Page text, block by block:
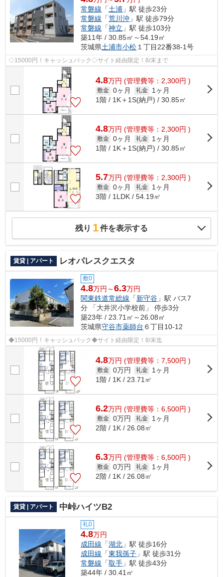
常磐線 「土浦 」駅 徒歩23分
常磐線 「荒川沖 」駅 徒歩79分
常磐線 「神立 」駅 徒歩103分
築11年 / 30.85㎡～54.19㎡
茨城県土浦市小松 １丁目22番38-1号
◇15000円！キャッシュバック◇サイト経由限定！8/末まで
4.8万円 (管理費等：2,300円 )
敷金 0ヶ月 礼金
1ヶ月
1階 / 1K＋1S(納戸) / 30.85㎡
4.8万円 (管理費等：2,300円 )
敷金 0ヶ月 礼金
1ヶ月
1階 / 1K＋1S(納戸) / 30.85㎡
5.7万円 (管理費等：2,300円 )
敷金 0ヶ月 礼金
1ヶ月
3階 / 1LDK / 54.19㎡
残り 1件を表示する
賃貸 | アパート レオパレスクエスタ
敷0
4.8万円～6.3万円
関東鉄道常総線 「新守谷 」駅 バス7
分 「大井沢小学校前」 停歩3分
築23年 / 23.71㎡～26.08㎡
茨城県守谷市薬師台 ６丁目10-12
◆15000円！キャッシュバック◆サイト経由限定！8/末迄
4.8万円 (管理費等：7,500円 )
敷金 0万円 礼金
1ヶ月
1階 / 1K / 23.71㎡
6.2万円 (管理費等：6,500円 )
敷金 0万円 礼金
1ヶ月
2階 / 1K / 26.08㎡
6.3万円 (管理費等：6,500円 )
敷金 0万円 礼金
1ヶ月
2階 / 1K / 26.08㎡
賃貸 | アパート 中峠ハイツB2
礼0
4.8万円
成田線 「湖北 」駅 徒歩16分
成田線 「東我孫子 」駅 徒歩31分
常磐線 「取手 」駅 徒歩43分
築44年 / 30.41㎡